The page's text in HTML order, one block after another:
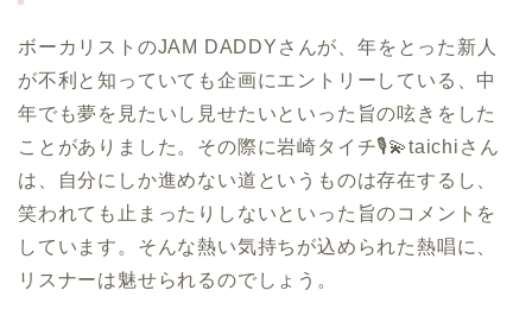
ボーカリストのJAM DADDYさんが、年をとった新人
が不利と知っていても企画にエントリーしている、中
年でも夢を見たいし見せたいといった旨の呟きをした
ことがありました。その際に岩崎タイチ🎙️💫taichiさん
は、自分にしか進めない道というものは存在するし、
笑われても止まったりしないといった旨のコメントを
しています。そんな熱い気持ちが込められた熱唱に、
リスナーは魅せられるのでしょう。